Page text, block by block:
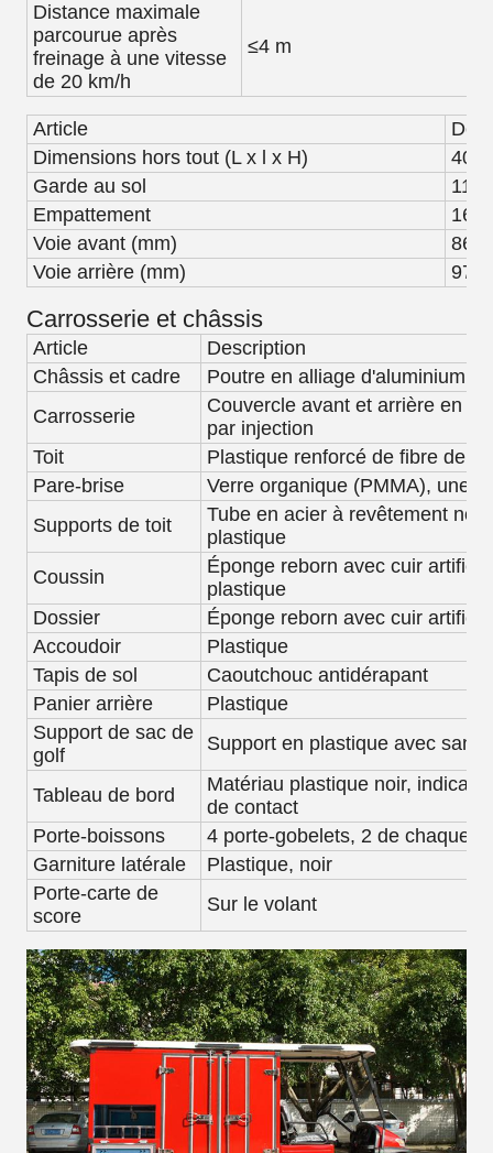
Distance maximale
parcourue après
freinage à une vitesse
de 20 km/h
≤4 m
Article
Dimensions hors tout (L x l x H)
Garde au sol
114
Empattement
Voie avant (mm)
860
Voie arrière (mm)
970
Carrosserie et châssis
Article
Description
Châssis et cadre
Poutre en alliage d'aluminium,
Carrosserie
Couvercle avant et arrière en
par injection
Toit
Plastique renforcé de fibre de
Pare-brise
Verre organique (PMMA), une
Supports de toit
Tube en acier à revêtement
plastique
Coussin
Éponge reborn avec cuir
plastique
Dossier
Éponge reborn avec cuir
Accoudoir
Plastique
Tapis de sol
Caoutchouc antidérapant
Panier arrière
Plastique
Support de sac de
golf
Support en plastique avec
Tableau de bord
Matériau plastique noir,
de contact
Porte-boissons
4 porte-gobelets, 2 de chaque
Garniture latérale
Plastique, noir
Porte-carte de
score
Sur le volant